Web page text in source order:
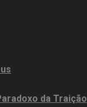
da Traição